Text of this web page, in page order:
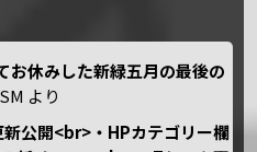
お休みした新緑五月の最後の
より
新公開<br>・HPカテゴリー欄